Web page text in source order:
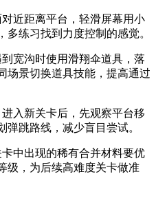
近距离平台，轻滑屏幕用小
练习找到力度控制的感觉。
沟时使用滑翔伞道具，落
场景切换道具技能，提高通过
新关卡后，先观察平台移
跳路线，减少盲目尝试。
中出现的稀有合并材料要优
级，为后续高难度关卡做准